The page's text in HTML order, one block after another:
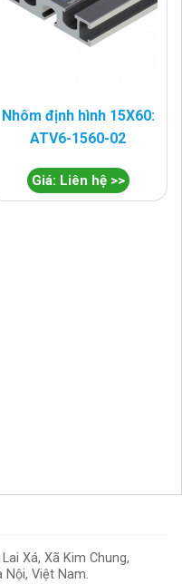
Nhôm định hình 15X60:
ATV6-1560-02
Giá: Liên hệ >>
Xá, Xã Kim Chung,
Nội, Việt Nam.